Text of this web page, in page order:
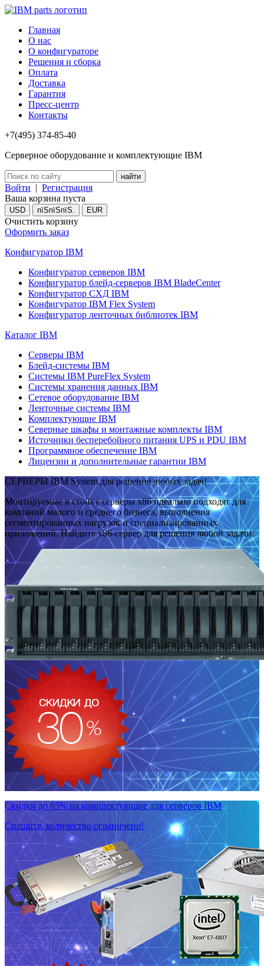
Главная
О нас
О конфигураторе
Решения и сборка
Оплата
Доставка
Гарантия
Пресс-центр
Контакты
+7(495) 374-85-40
Серверное оборудование и комплектующие IBM
Войти | Регистрация
Ваша корзина пуста
USD пїЅпїЅпїЅ. EUR
Очистить корзину
Оформить заказ
Конфигуратор IBM
Конфигуратор серверов IBM
Конфигуратор блейд-серверов IBM BladeCenter
Конфигуратор СХД IBM
Конфигуратор IBM Flex System
Конфигуратор ленточных библиотек IBM
Каталог IBM
Серверы IBM
Блейд-системы IBM
Системы IBM PureFlex System
Системы хранения данных IBM
Сетевое оборудование IBM
Ленточные системы IBM
Комплектующие IBM
Северные шкафы и монтажные комплекты IBM
Источники бесперебойного питания UPS и PDU IBM
Программное обеспечение IBM
Лицензии и дополнительные гарантии IBM
СЕРВЕРЫ IBM System для решения любых задач!
Монтируемые в стойку серверы x86 идеально подходят для
компаний малого и среднего бизнеса, выполнения
сегментированных нагрузок и специализированных
приложений. Найдите x86-сервер для решения любой задачи.
Скидки до 65% на комплектующие для серверов IBM
Спешите, количество ограничено!